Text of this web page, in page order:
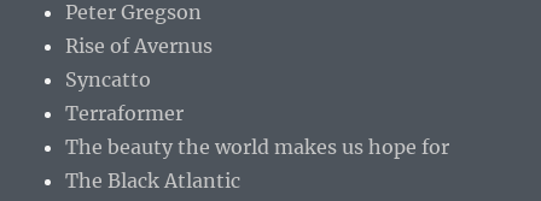
Peter Gregson
Rise of Avernus
Syncatto
Terraformer
The beauty the world makes us hope for
The Black Atlantic